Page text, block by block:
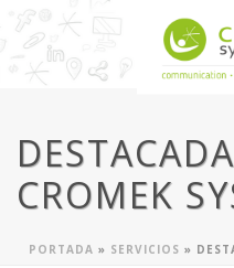
CROMEK
PORTADA » SERVICIOS »